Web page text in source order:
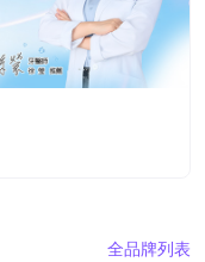
全品牌列表